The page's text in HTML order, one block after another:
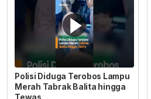
Polisi Diduga Terobos Lampu
Merah Tabrak Balita hingga
Tewas